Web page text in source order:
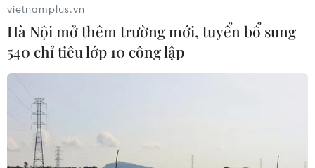
vietnamplus.vn
Hà Nội mở thêm trường mới, tuyển bổ sung
540 chỉ tiêu lớp 10 công lập